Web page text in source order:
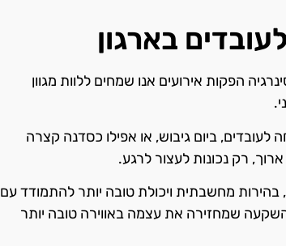
בארגון
הפקות אירועים אנו שמחים ללוות מגוון
ביום גיבוש, או אפילו כסדנה קצרה
רק נכונות לעצור לרגע.
מחשבתית ויכולת טובה יותר להתמודד עם
שמחזירה את עצמה באווירה טובה יותר